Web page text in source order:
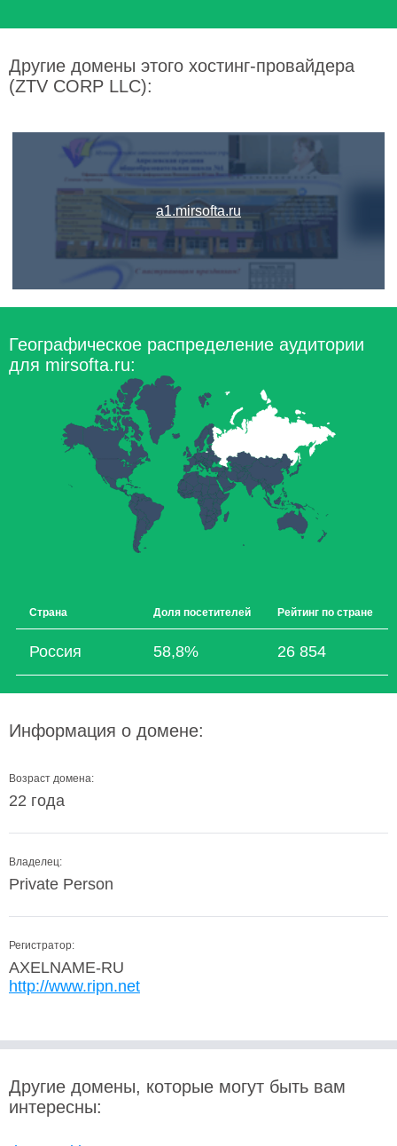
Другие домены этого хостинг-провайдера
(ZTV CORP LLC):
a1.mirsofta.ru
Географическое распределение аудитории
для mirsofta.ru:
Страна Доля посетителей Рейтинг по стране
Россия 58,8% 26 854
Информация о домене:
Возраст домена:
22 года
Владелец:
Private Person
Регистратор:
AXELNAME-RU
http://www.ripn.net
Другие домены, которые могут быть вам
интересны: